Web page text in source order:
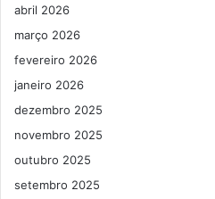
abril 2026
março 2026
fevereiro 2026
janeiro 2026
dezembro 2025
novembro 2025
outubro 2025
setembro 2025